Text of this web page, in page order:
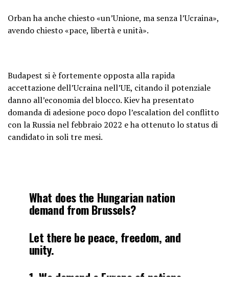
Orban ha anche chiesto «un’Unione, ma senza l’Ucraina»,
avendo chiesto «pace, libertà e unità».
Budapest si è fortemente opposta alla rapida
accettazione dell’Ucraina nell’UE, citando il potenziale
danno all’economia del blocco. Kiev ha presentato
domanda di adesione poco dopo l’escalation del conflitto
con la Russia nel febbraio 2022 e ha ottenuto lo status di
candidato in soli tre mesi.
What does the Hungarian nation
demand from Brussels?
Let there be peace, freedom, and
unity.
1. We demand a Europe of nations.